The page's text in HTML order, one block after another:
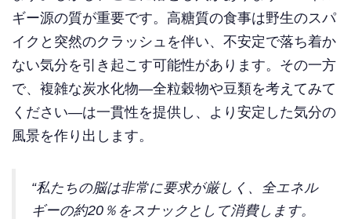
ギー源の質が重要です。高糖質の食事は野生のスパ
イクと突然のクラッシュを伴い、不安定で落ち着か
ない気分を引き起こす可能性があります。その一方
で、複雑な炭水化物—全粒穀物や豆類を考えてみて
ください—は一貫性を提供し、より安定した気分の
風景を作り出します。
“私たちの脳は非常に要求が厳しく、全エネル
ギーの約20％をスナックとして消費します。